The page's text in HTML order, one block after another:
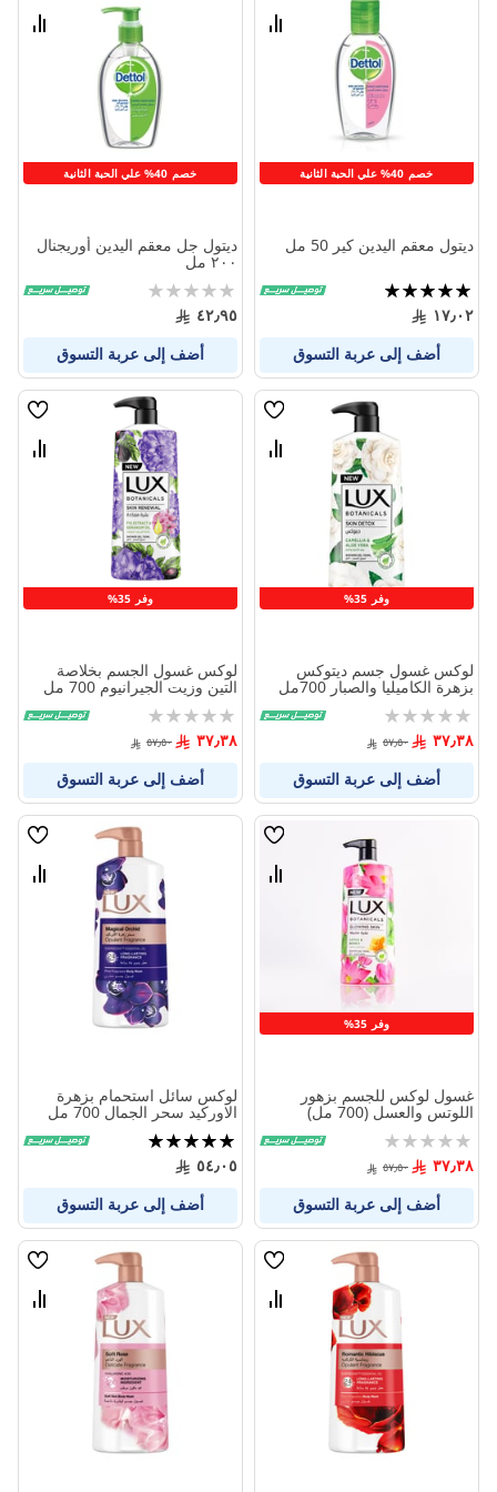
خصم 40% علي الحبة الثانية
قارن
ديتول معقم اليدين كير 50 مل
تقييم:
100%
١٧٫٠٢
أضف إلى عربة التسوق
خصم 40% علي الحبة الثانية
قارن
ديتول جل معقم اليدين أوريجنال
٢٠٠ مل
Rating:
0%
٤٢٫٩٥
أضف إلى عربة التسوق
وفر 35%
قائمة
قارن
لوكس غسول جسم ديتوكس
بزهرة الكاميليا والصبار 700مل
Rating:
0%
٣٧٫٣٨ ٥٧٫٥٠
أضف إلى عربة التسوق
وفر 35%
قائمة
قارن
لوكس غسول الجسم بخلاصة
التين وزيت الجيرانيوم 700 مل
Rating:
0%
٣٧٫٣٨ ٥٧٫٥٠
أضف إلى عربة التسوق
وفر 35%
قائمة
قارن
غسول لوكس للجسم بزهور
اللوتس والعسل (700 مل)
Rating:
0%
٣٧٫٣٨ ٥٧٫٥٠
أضف إلى عربة التسوق
قائمة
قارن
لوكس سائل استحمام بزهرة
الاوركيد سحر الجمال 700 مل
تقييم:
100%
٥٤٫٠٥
أضف إلى عربة التسوق
قائمة
قارن
قائمة
قارن